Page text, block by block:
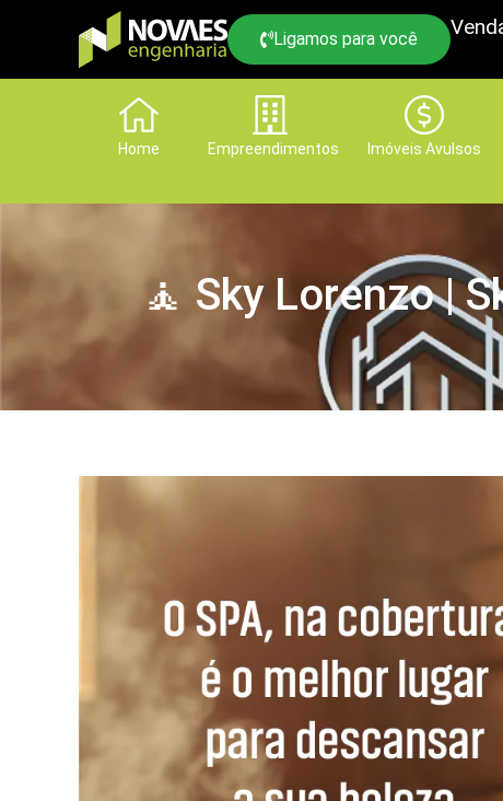
Ligamos para você
Home Empreendimentos Imóveis Avulsos
🧘 Sky Lorenzo |